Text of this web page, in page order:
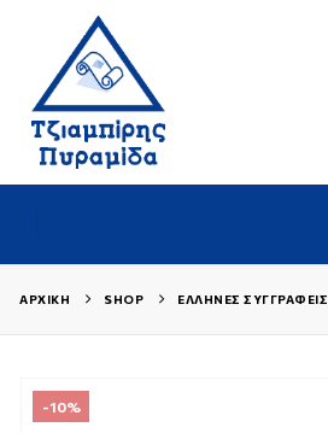
ΑΡΧΙΚΉ SHOP ΈΛΛΗΝΕΣ ΣΥΓΓΡΑΦΕΊΣ
-10%